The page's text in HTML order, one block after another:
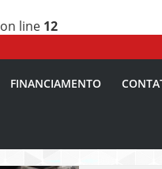
on line 12
FINANCIAMENTO